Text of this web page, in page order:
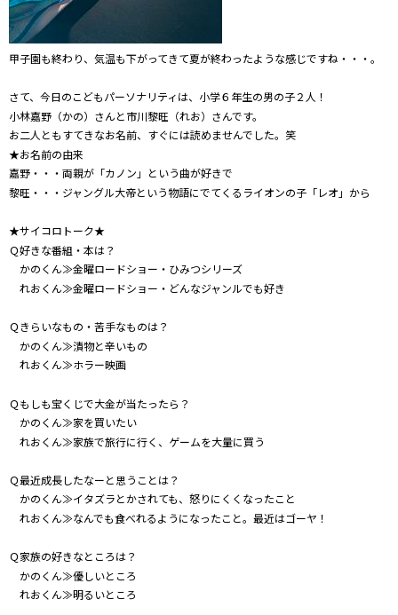
甲子園も終わり、気温も下がってきて夏が終わったような感じですね・・・。
さて、今日のこどもパーソナリティは、小学６年生の男の子２人！
小林嘉野（かの）さんと市川黎旺（れお）さんです。
お二人ともすてきなお名前、すぐには読めませんでした。笑
★お名前の由来
嘉野・・・両親が「カノン」という曲が好きで
黎旺・・・ジャングル大帝という物語にでてくるライオンの子「レオ」から
★サイコロトーク★
Ｑ好きな番組・本は？
かのくん≫金曜ロードショー・ひみつシリーズ
れおくん≫金曜ロードショー・どんなジャンルでも好き
Ｑきらいなもの・苦手なものは？
かのくん≫漬物と辛いもの
れおくん≫ホラー映画
Ｑもしも宝くじで大金が当たったら？
かのくん≫家を買いたい
れおくん≫家族で旅行に行く、ゲームを大量に買う
Ｑ最近成長したなーと思うことは？
かのくん≫イタズラとかされても、怒りにくくなったこと
れおくん≫なんでも食べれるようになったこと。最近はゴーヤ！
Ｑ家族の好きなところは？
かのくん≫優しいところ
れおくん≫明るいところ